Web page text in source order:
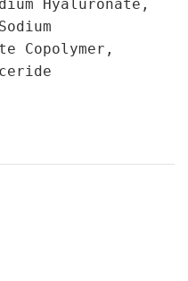
Hyaluronate,
Copolymer,